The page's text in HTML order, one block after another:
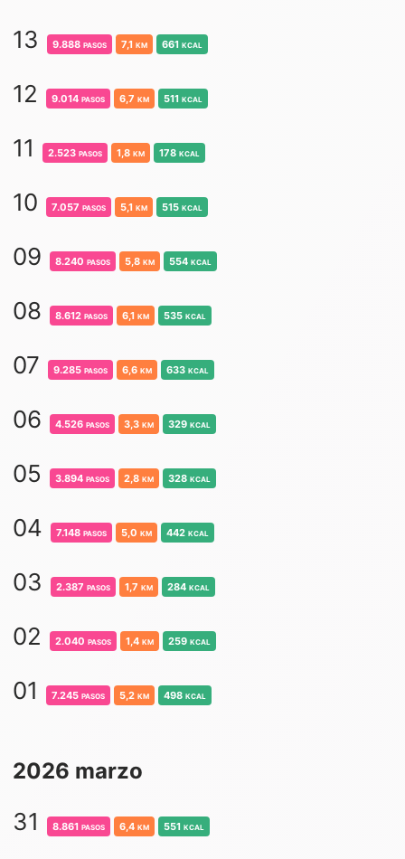
13 9.888 pasos 7,1 km 661 kcal
12 9.014 pasos 6,7 km 511 kcal
11 2.523 pasos 1,8 km 178 kcal
10 7.057 pasos 5,1 km 515 kcal
09 8.240 pasos 5,8 km 554 kcal
08 8.612 pasos 6,1 km 535 kcal
07 9.285 pasos 6,6 km 633 kcal
06 4.526 pasos 3,3 km 329 kcal
05 3.894 pasos 2,8 km 328 kcal
04 7.148 pasos 5,0 km 442 kcal
03 2.387 pasos 1,7 km 284 kcal
02 2.040 pasos 1,4 km 259 kcal
01 7.245 pasos 5,2 km 498 kcal
2026 marzo
31 8.861 pasos 6,4 km 551 kcal